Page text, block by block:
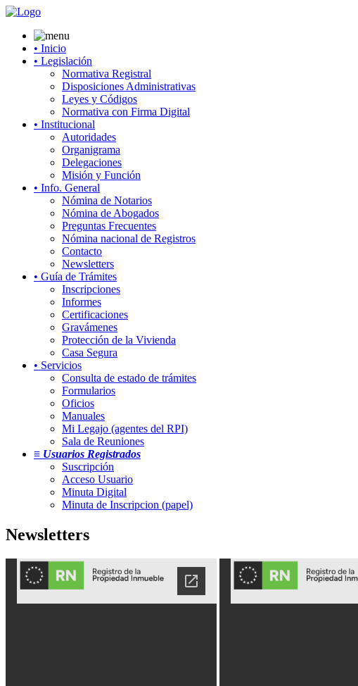
• Inicio
• Legislación
Normativa Registral
Disposiciones Administrativas
Leyes y Códigos
Normativa con Firma Digital
• Institucional
Autoridades
Organigrama
Delegaciones
Misión y Función
• Info. General
Nómina de Notarios
Nómina de Abogados
Preguntas Frecuentes
Nómina nacional de Registros
Contacto
Newsletters
• Guía de Trámites
Inscripciones
Informes
Certificaciones
Gravámenes
Protección de la Vivienda
Casa Segura
• Servicios
Consulta de estado de trámites
Formularios
Oficios
Manuales
Mi Legajo (agentes del RPI)
Sala de Reuniones
≡ Usuarios Registrados
Suscripción
Acceso Usuario
Minuta Digital
Minuta de Inscripcion (papel)
Newsletters